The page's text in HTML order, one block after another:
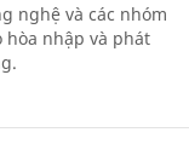
nghệ và các nhóm
hòa nhập và phát